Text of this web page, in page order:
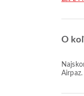
O
Najskorší let z Phuket do Hat Yai so spoločnosťou Bangkok Airways odlieta o 20:35. Tento letový poriadok si môžete pozrieť a porovnať ďalšie dostupné možnosti letov na
Airpaz.